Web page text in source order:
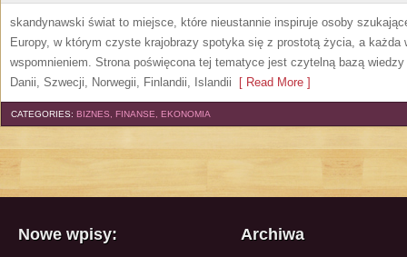
skandynawski świat to miejsce, które nieustannie inspiruje osoby
Europy, w którym czyste krajobrazy spotyka się z prostotą życia, a
wspomnieniem. Strona poświęcona tej tematyce jest czytelną bazą
Danii, Szwecji, Norwegii, Finlandii, Islandii [ Read More ]
CATEGORIES: BIZNES, FINANSE, EKONOMIA
Nowe wpisy: Archiwa